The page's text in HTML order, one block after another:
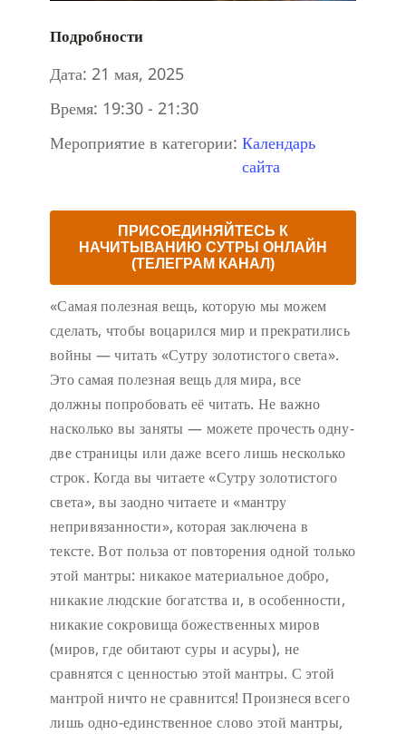
Подробности
Дата: 21 мая, 2025
Время: 19:30 - 21:30
Мероприятие в категории: Календарь
сайта
ПРИСОЕДИНЯЙТЕСЬ К
НАЧИТЫВАНИЮ СУТРЫ ОНЛАЙН
(ТЕЛЕГРАМ КАНАЛ)
«Самая полезная вещь, которую мы можем
сделать, чтобы воцарился мир и прекратились
войны — читать «Сутру золотистого света».
Это самая полезная вещь для мира, все
должны попробовать её читать. Не важно
насколько вы заняты — можете прочесть одну-
две страницы или даже всего лишь несколько
строк. Когда вы читаете «Сутру золотистого
света», вы заодно читаете и «мантру
непривязанности», которая заключена в
тексте. Вот польза от повторения одной только
этой мантры: никакое материальное добро,
никакие людские богатства и, в особенности,
никакие сокровища божественных миров
(миров, где обитают суры и асуры), не
сравнятся с ценностью этой мантры. С этой
мантрой ничто не сравнится! Произнеся всего
лишь одно-единственное слово этой мантры,